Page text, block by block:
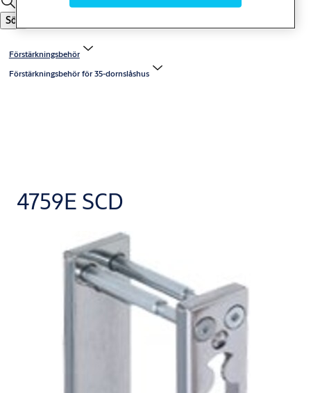
Sök
Förstärkningsbehör
Förstärkningsbehör för 35-dornslåshus
4759E SCD